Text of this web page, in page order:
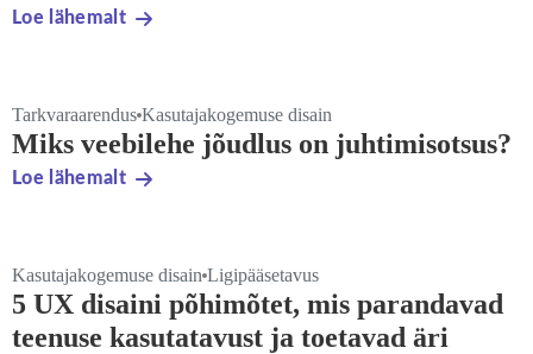
Loe lähemalt
Tarkvaraarendus Kasutajakogemuse disain
Miks veebilehe jõudlus on juhtimisotsus?
Loe lähemalt
Kasutajakogemuse disain Ligipääsetavus
5 UX disaini põhimõtet, mis parandavad
teenuse kasutatavust ja toetavad äri